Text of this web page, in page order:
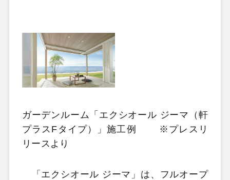
ガーデンルーム「エクシオール ジーマ（軒
プラスFタイプ）」施工例 ※プレスリ
リースより
「エクシオール ジーマ」は、フルオープ